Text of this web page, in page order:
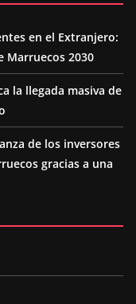
en el Extranjero:
Marruecos 2030
la llegada masiva de
de los inversores
gracias a una